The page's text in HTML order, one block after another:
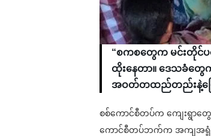
“စကစတွေက မင်းတိုင်ပ
ထိုးနေတာ။ ဒေသခံတွ
အဝတ်တထည်တည်းနဲ့ပြ
စစ်ကောင်စီတပ်က ကျေးရွာတွေ
ကောင်စီတပ်ဘက်က အကျအရှုံး